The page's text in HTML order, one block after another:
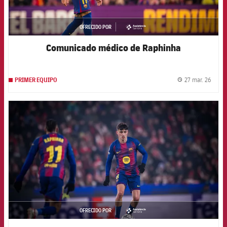
OFRECIDO POR
asistencia
Comunicado médico de Raphinha
PRIMER EQUIPO 27 mar. 26
FCB Barcelona badge
OFRECIDO POR
asistencia